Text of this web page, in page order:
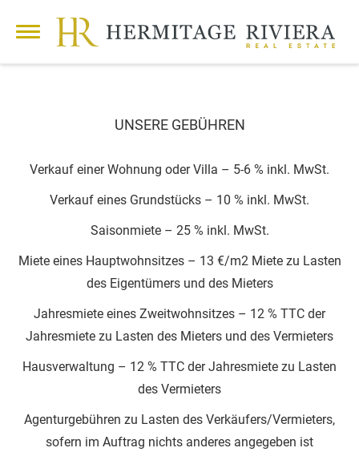
UNSERE GEBÜHREN
Verkauf einer Wohnung oder Villa – 5-6 % inkl. MwSt.
Verkauf eines Grundstücks – 10 % inkl. MwSt.
Saisonmiete – 25 % inkl. MwSt.
Miete eines Hauptwohnsitzes – 13 €/m2 Miete zu Lasten
des Eigentümers und des Mieters
Jahresmiete eines Zweitwohnsitzes – 12 % TTC der
Jahresmiete zu Lasten des Mieters und des Vermieters
Hausverwaltung – 12 % TTC der Jahresmiete zu Lasten
des Vermieters
Agenturgebühren zu Lasten des Verkäufers/Vermieters,
sofern im Auftrag nichts anderes angegeben ist